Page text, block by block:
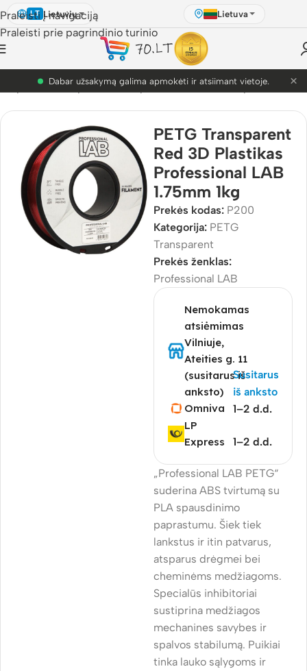
Praleisti į navigaciją
Praleisti prie pagrindinio turinio
LT Lietuvių Lietuva
PETG akcija! Dabar nuo 9.99€. ×
Spausdinimo plastikai /3D plastikai/PETG Transparent
PETG Transparent
Red 3D Plastikas
Professional LAB
1.75mm 1kg
Prekės kodas: P200
Kategorija: PETG
Transparent
Prekės ženklas:
Professional LAB
Nemokamas
atsiėmimas
Vilniuje,
Ateities g. 11
(susitarus iš
anksto)
Susitarus
iš anksto
Omniva
1–2 d.d.
LP
Express
1–2 d.d.
„Professional LAB PETG“
suderina ABS tvirtumą su
PLA spausdinimo
paprastumu. Šiek tiek
lankstus ir itin patvarus,
atsparus drėgmei bei
cheminėms medžiagoms.
Specialūs inhibitoriai
sustiprina medžiagos
mechanines savybes ir
spalvos stabilumą. Puikiai
tinka lauko sąlygoms ir